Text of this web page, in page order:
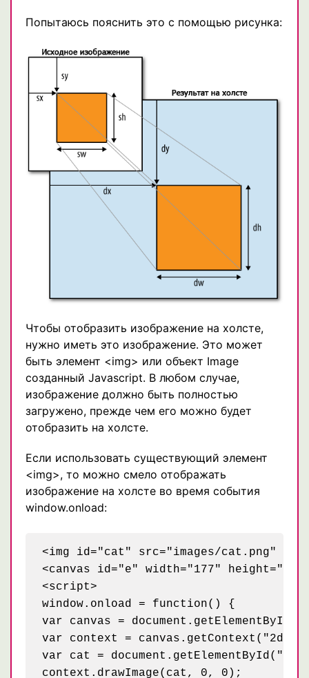
Попытаюсь пояснить это с помощью рисунка:
Чтобы отобразить изображение на холсте,
нужно иметь это изображение. Это может
быть элемент <img> или объект Image
созданный Javascript. В любом случае,
изображение должно быть полностью
загружено, прежде чем его можно будет
отобразить на холсте.
Если использовать существующий элемент
<img>, то можно смело отображать
изображение на холсте во время события
window.onload:
<img id="cat" src="images/cat.png"
<canvas id="e" width="177"
<script>
window.onload = function() {
var canvas =
var context = canvas.getContext("2d");
var cat =
context.drawImage(cat, 0, 0);